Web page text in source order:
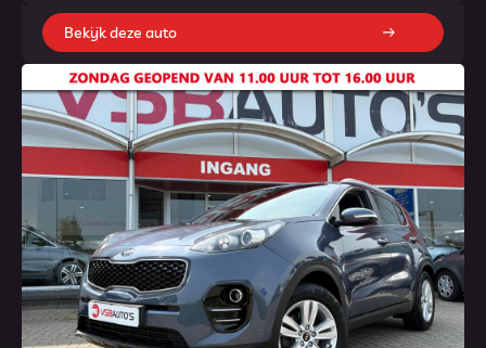
Bekijk deze auto